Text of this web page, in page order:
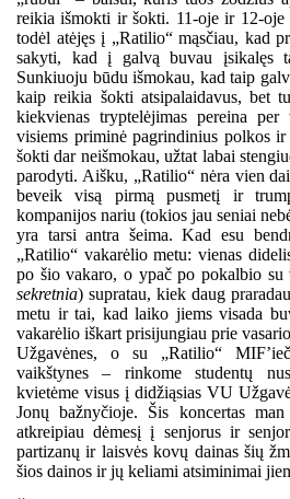
reikia išmokti ir šokti. 11-oje ir 12-oje
todėl atėjęs į „Ratilio“ mąsčiau, kad
sakyti, kad į galvą buvau įsikalęs
Sunkiuoju būdu išmokau, kad taip
kaip reikia šokti atsipalaidavus, bet
kiekvienas tryptelėjimas pereina
visiems priminė pagrindinius polkos
šokti dar neišmokau, užtat labai
parodyti. Aišku, „Ratilio“ nėra vien
beveik visą pirmą pusmetį ir
kompanijos nariu (tokios jau seniai
yra tarsi antra šeima. Kad esu
„Ratilio“ vakarėlio metu: vienas
po šio vakaro, o ypač po pokalbio
sekretnia) supratau, kiek daug
metu ir tai, kad laiko jiems visada
vakarėlio iškart prisijungiau prie
Užgavėnes, o su „Ratilio“
vaikštynes – rinkome studentų
kvietėme visus į didžiąsias VU
Jonų bažnyčioje. Šis koncertas
atkreipiau dėmesį į senjorus ir
partizanų ir laisvės kovų dainas šių
šios dainos ir jų keliami atsiminimai